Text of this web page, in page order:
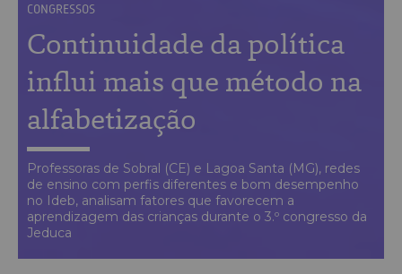
CONGRESSOS
Continuidade da política
influi mais que método na
alfabetização
Professoras de Sobral (CE) e Lagoa Santa (MG), redes
de ensino com perfis diferentes e bom desempenho
no Ideb, analisam fatores que favorecem a
aprendizagem das crianças durante o 3.º congresso da
Jeduca